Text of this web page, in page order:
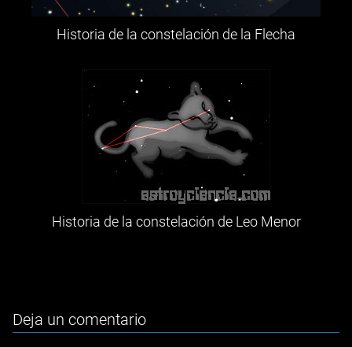
Historia de la constelación de la Flecha
Historia de la constelación de Leo Menor
Deja un comentario